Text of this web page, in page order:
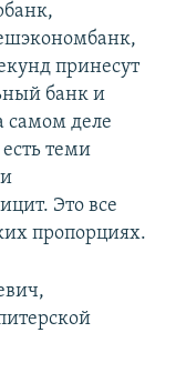
принесут
банк и
самом деле
теми
Это все
пропорциях.